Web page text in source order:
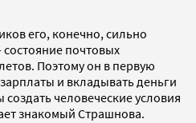
его, конечно, сильно
почтовых
Поэтому он в первую
и вкладывать деньги
человеческие условия
знакомый Страшнова.